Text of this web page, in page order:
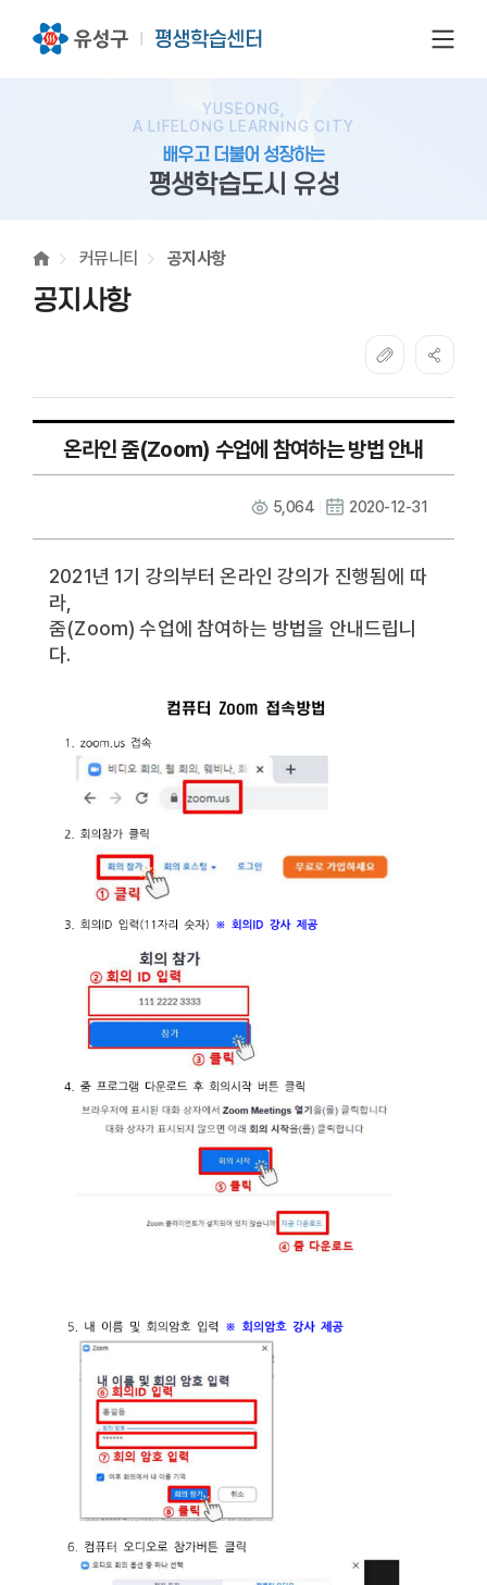
전체
YUSEONG,
A LIFELONG LEARNING CITY
배우고 더불어 성장하는
평생학습도시 유성
커뮤니티 공지사항
공지사항
온라인 줌(Zoom) 수업에 참여하는 방법 안내
5,064 2020-12-31
2021년 1기 강의부터 온라인 강의가 진행됨에 따
라,
줌(Zoom) 수업에 참여하는 방법을 안내드립니
다.